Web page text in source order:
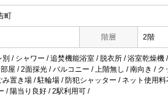
町
階層 2階
/ シャワー / 追焚機能浴室 / 脱衣所 / 浴室乾燥
屋 / 2面採光 / バルコニー / 上階無し / 南向き /
み置き場 / 駐輪場 / 防犯シャッター / ネット使用
/ 陽当り良好 / 2駅利用可 /